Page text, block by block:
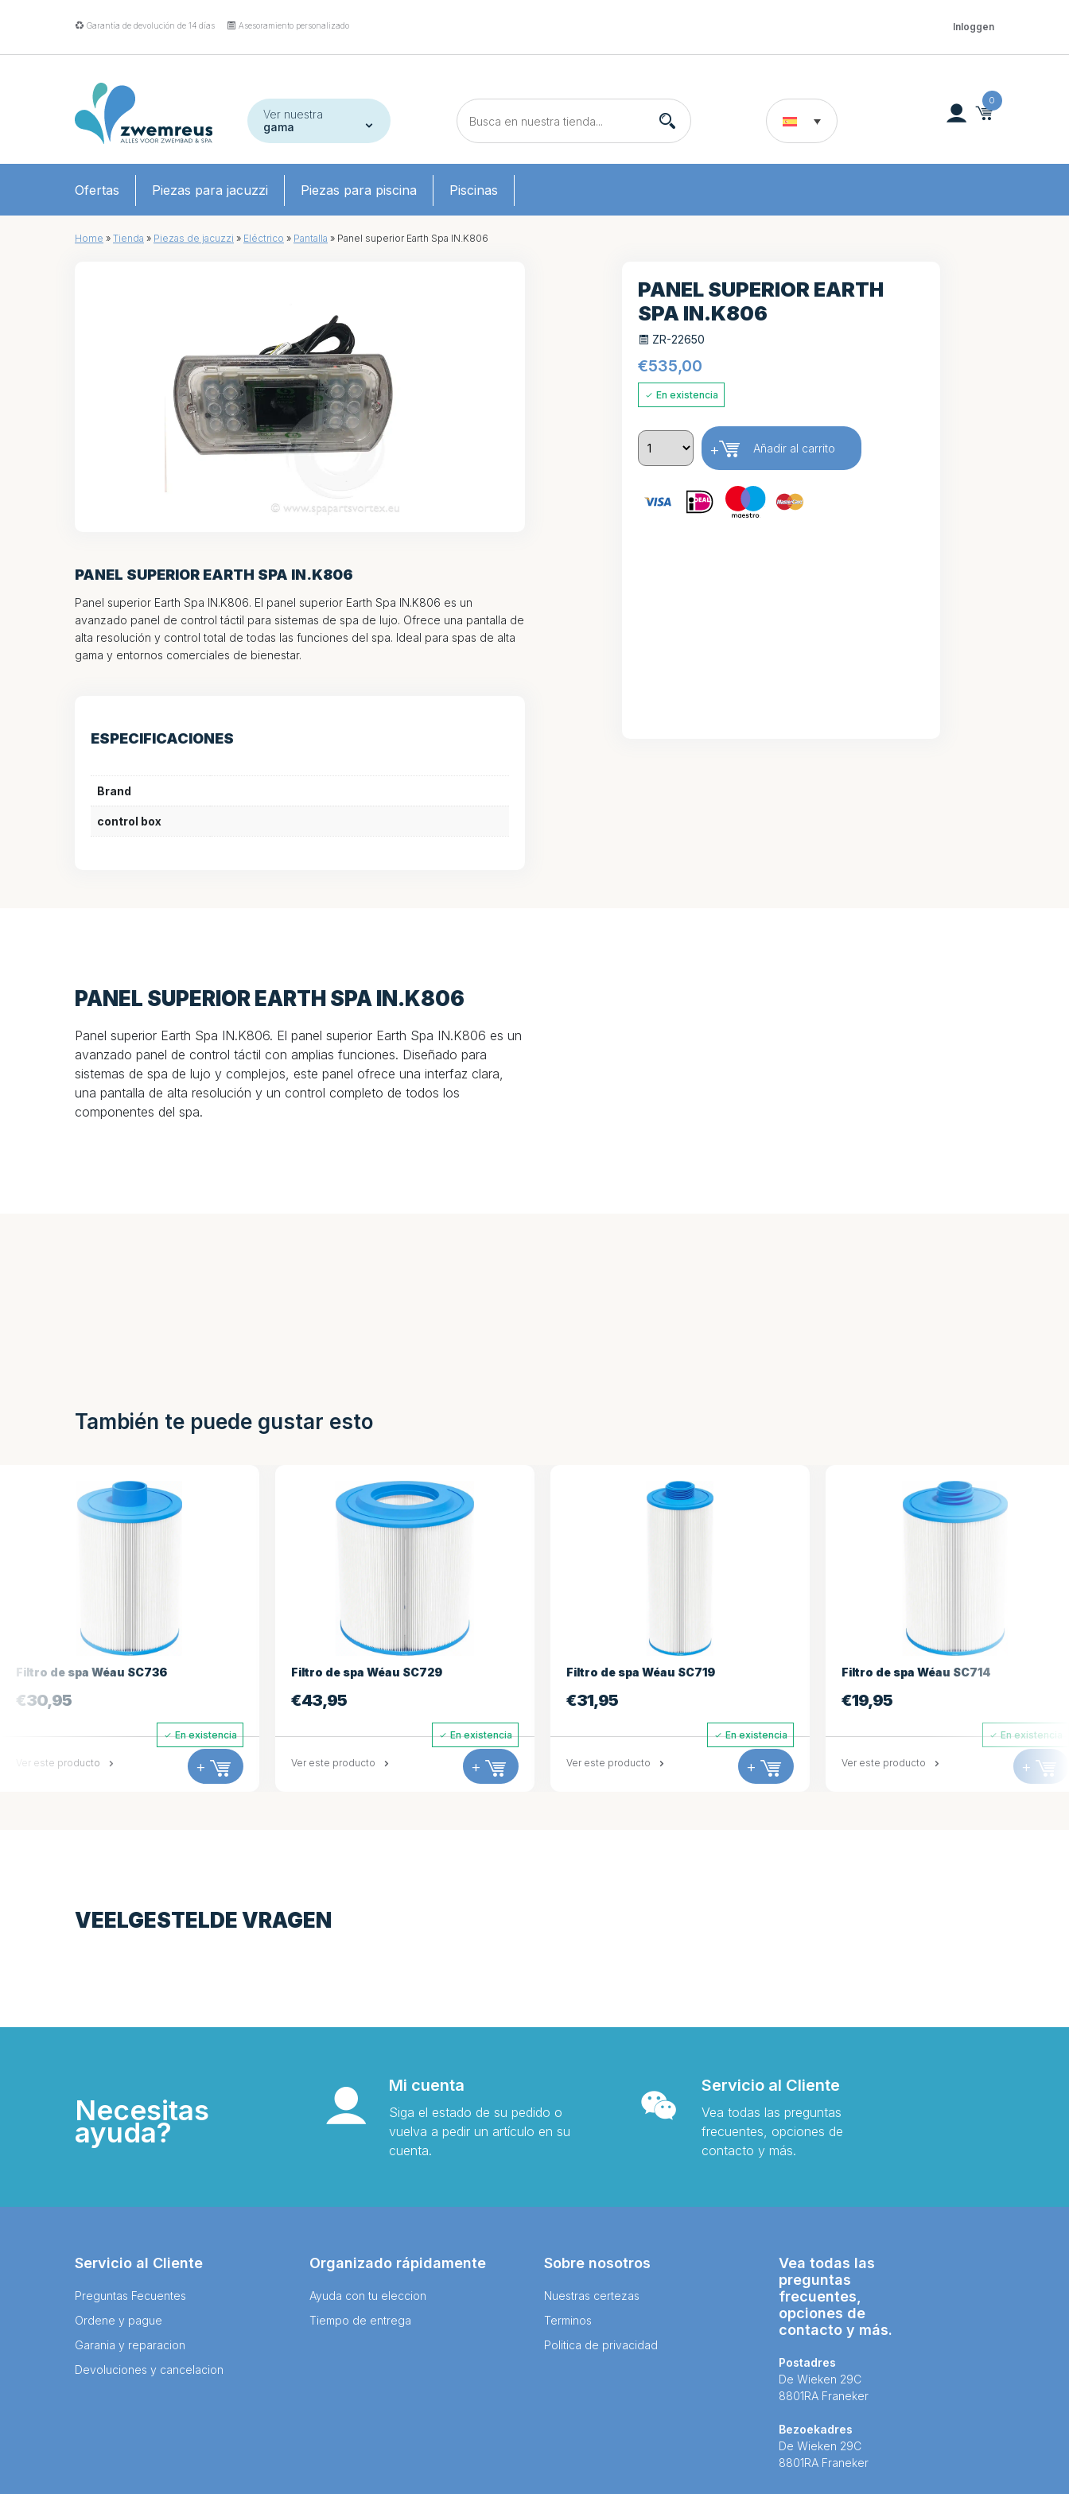
Garantía de devolución de 14 días Asesoramiento personalizado Inloggen
Ver nuestra
gama
0
Ofertas Piezas para jacuzzi Piezas para piscina Piscinas
Home » Tienda » Piezas de jacuzzi » Eléctrico » Pantalla » Panel superior Earth Spa IN.K806
PANEL SUPERIOR EARTH SPA IN.K806
Panel superior Earth Spa IN.K806. El panel superior Earth Spa IN.K806 es un
avanzado panel de control táctil para sistemas de spa de lujo. Ofrece una pantalla de
alta resolución y control total de todas las funciones del spa. Ideal para spas de alta
gama y entornos comerciales de bienestar.
ESPECIFICACIONES
Brand
control box
PANEL SUPERIOR EARTH
SPA IN.K806
ZR-22650
€535,00
En existencia
+ Añadir al carrito
PANEL SUPERIOR EARTH SPA IN.K806
Panel superior Earth Spa IN.K806. El panel superior Earth Spa IN.K806 es un
avanzado panel de control táctil con amplias funciones. Diseñado para
sistemas de spa de lujo y complejos, este panel ofrece una interfaz clara,
una pantalla de alta resolución y un control completo de todos los
componentes del spa.
También te puede gustar esto
de spa Wéau SC736
En existencia
este producto
Filtro de spa Wéau SC729
43,95
En existencia
Ver este producto
Filtro de spa Wéau SC719
31,95
En existencia
Ver este producto
Filtro de spa Wéau SC714
19,95
En existencia
Ver este producto
VEELGESTELDE VRAGEN
Necesitas
ayuda?
Mi cuenta
Siga el estado de su pedido o
vuelva a pedir un artículo en su
cuenta.
Servicio al Cliente
Vea todas las preguntas
frecuentes, opciones de
contacto y más.
Servicio al Cliente
Preguntas Fecuentes
Ordene y pague
Garania y reparacion
Devoluciones y cancelacion
Organizado rápidamente
Ayuda con tu eleccion
Tiempo de entrega
Sobre nosotros
Nuestras certezas
Terminos
Politica de privacidad
Vea todas las
preguntas
frecuentes,
opciones de
contacto y más.
Postadres
De Wieken 29C
8801RA Franeker
Bezoekadres
De Wieken 29C
8801RA Franeker